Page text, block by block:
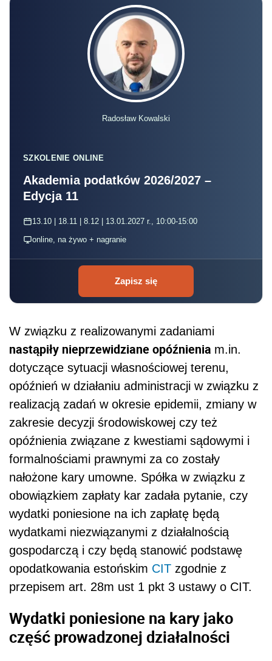
Radosław Kowalski
SZKOLENIE ONLINE
Akademia podatków 2026/2027 –
Edycja 11
13.10 | 18.11 | 8.12 | 13.01.2027 r., 10:00-15:00
online, na żywo + nagranie
Zapisz się
W związku z realizowanymi zadaniami
nastąpiły nieprzewidziane opóźnienia m.in.
dotyczące sytuacji własnościowej terenu,
opóźnień w działaniu administracji w związku z
realizacją zadań w okresie epidemii, zmiany w
zakresie decyzji środowiskowej czy też
opóźnienia związane z kwestiami sądowymi i
formalnościami prawnymi za co zostały
nałożone kary umowne. Spółka w związku z
obowiązkiem zapłaty kar zadała pytanie, czy
wydatki poniesione na ich zapłatę będą
wydatkami niezwiązanymi z działalnością
gospodarczą i czy będą stanowić podstawę
opodatkowania estońskim CIT zgodnie z
przepisem art. 28m ust 1 pkt 3 ustawy o CIT.
Wydatki poniesione na kary jako
część prowadzonej działalności